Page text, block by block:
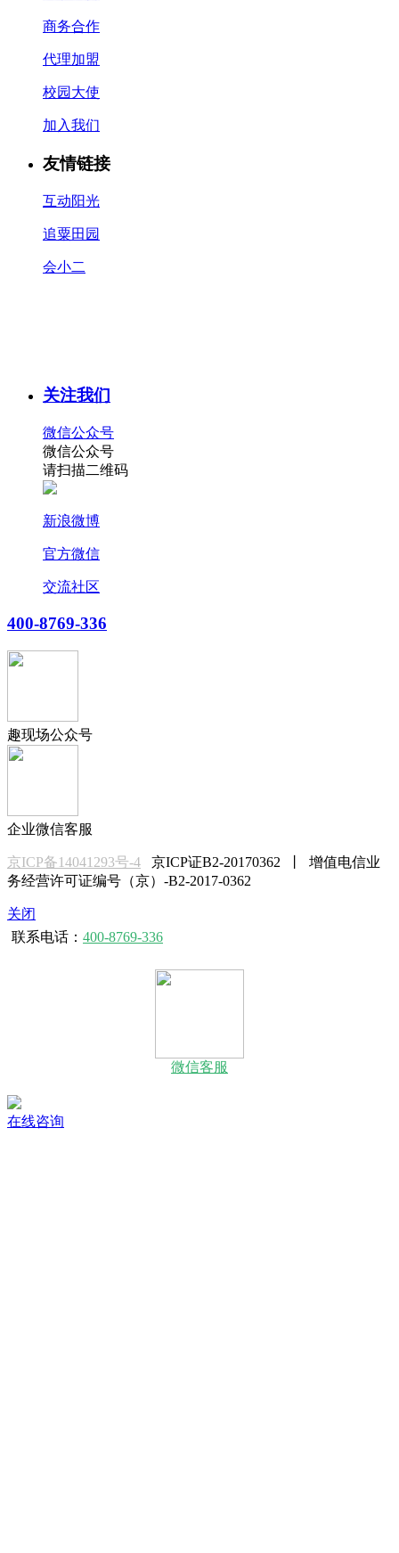
商务合作
代理加盟
校园大使
加入我们
友情链接
互动阳光
追粟田园
会小二
关注我们
微信公众号
微信公众号
请扫描二维码
新浪微博
官方微信
交流社区
400-8769-336
趣现场公众号
企业微信客服
京ICP备14041293号-4 京ICP证B2-20170362 丨 增值电信业
务经营许可证编号（京）-B2-2017-0362
关闭
联系电话： 400-8769-336
微信客服
在线咨询